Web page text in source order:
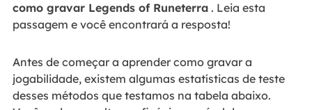
como gravar Legends of Runeterra. Leia esta
passagem e você encontrará a resposta!
Antes de começar a aprender como gravar a
jogabilidade, existem algumas estatísticas de teste
desses métodos que testamos na tabela abaixo.